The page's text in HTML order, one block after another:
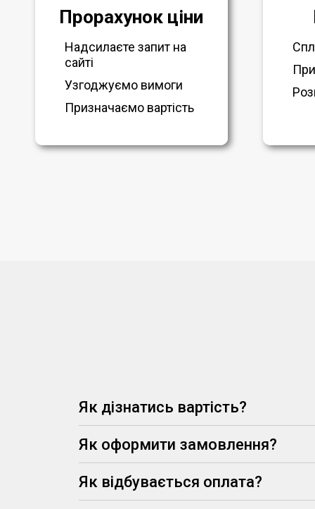
Прорахунок ціни
Надсилаєте запит на
сайті
Узгоджуємо вимоги
Призначаємо вартість
Як дізнатись вартість?
Як оформити замовлення?
Як відбувається оплата?